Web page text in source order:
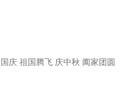
庆 祖国腾飞 庆中秋 阖家团圆